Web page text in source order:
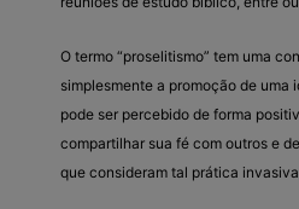
O termo “proselitismo” tem uma
simplesmente a promoção de uma
pode ser percebido de forma
compartilhar sua fé com outros e
que consideram tal prática